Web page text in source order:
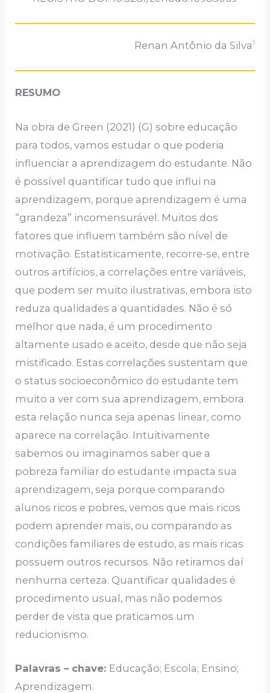
Renan Antônio da Silva1
RESUMO
Na obra de Green (2021) (G) sobre educação
para todos, vamos estudar o que poderia
influenciar a aprendizagem do estudante. Não
é possível quantificar tudo que influi na
aprendizagem, porque aprendizagem é uma
“grandeza” incomensurável. Muitos dos
fatores que influem também são nível de
motivação. Estatisticamente, recorre-se, entre
outros artifícios, a correlações entre variáveis,
que podem ser muito ilustrativas, embora isto
reduza qualidades a quantidades. Não é só
melhor que nada, é um procedimento
altamente usado e aceito, desde que não seja
mistificado. Estas correlações sustentam que
o status socioeconômico do estudante tem
muito a ver com sua aprendizagem, embora
esta relação nunca seja apenas linear, como
aparece na correlação. Intuitivamente
sabemos ou imaginamos saber que a
pobreza familiar do estudante impacta sua
aprendizagem, seja porque comparando
alunos ricos e pobres, vemos que mais ricos
podem aprender mais, ou comparando as
condições familiares de estudo, as mais ricas
possuem outros recursos. Não retiramos daí
nenhuma certeza. Quantificar qualidades é
procedimento usual, mas não podemos
perder de vista que praticamos um
reducionismo.
Palavras – chave: Educação; Escola; Ensino;
Aprendizagem.